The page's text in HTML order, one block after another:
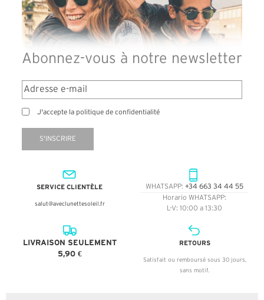
Abonnez-vous à notre newsletter
J'accepte la politique de confidentialité
S'INSCRIRE
SERVICE CLIENTÈLE
salut@aveclunettesoleil.fr
WHATSAPP: +34 663 34 44 55
Horario WHATSAPP:
L-V: 10:00 a 13:30
LIVRAISON SEULEMENT
5,90 €
RETOURS
Satisfait ou remboursé sous 30 jours,
sans motif.